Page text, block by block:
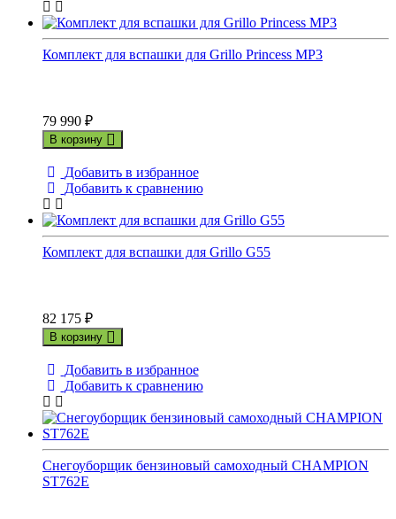
Комплект для вспашки для Grillo Princess MP3
79 990 ₽
В корзину
Добавить в избранное
Добавить к сравнению
Комплект для вспашки для Grillo G55
82 175 ₽
В корзину
Добавить в избранное
Добавить к сравнению
Снегоуборщик бензиновый самоходный CHAMPION
ST762E